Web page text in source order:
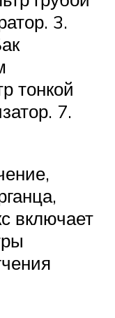
3.
тонкой
7.
включает